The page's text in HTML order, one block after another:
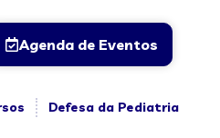
Agenda de Eventos
Defesa da Pediatria